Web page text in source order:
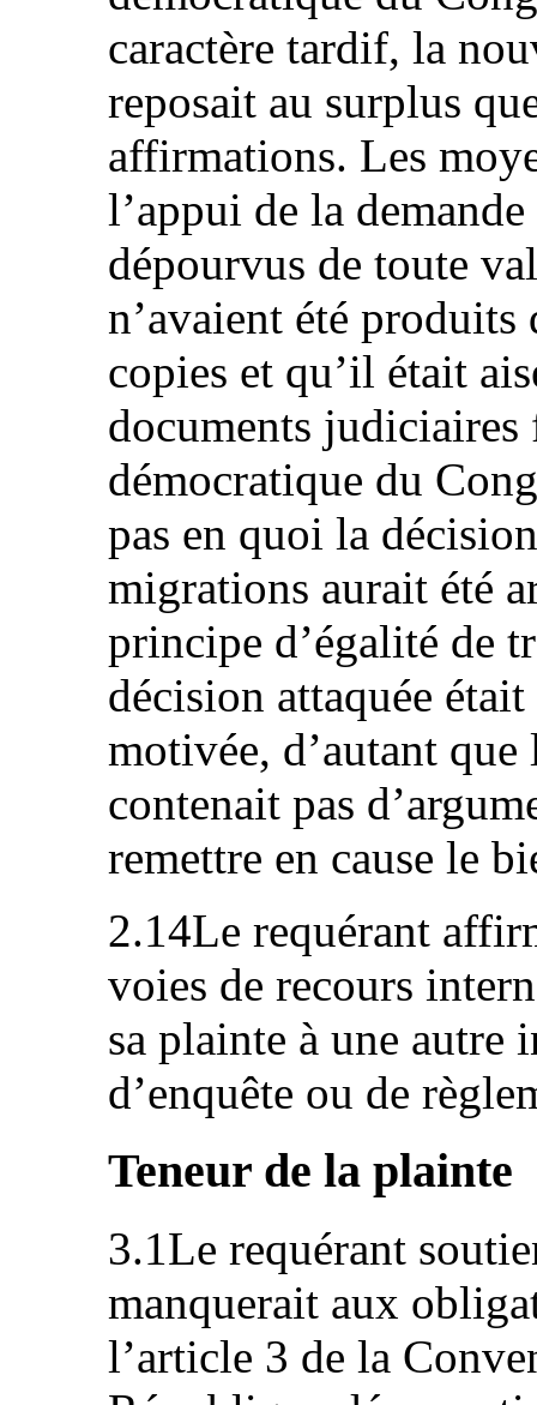
caractère tardif, la
reposait au surplus
affirmations. Les
l’appui de la
dépourvus de toute
n’avaient été produits
copies et qu’il était
documents
démocratique du
pas en quoi la
migrations aurait été
principe d’égalité de
décision attaquée
motivée, d’autant
contenait pas
remettre en cause le
2.14Le requérant
voies de recours
sa plainte à une autre
d’enquête ou de
Teneur de la plainte
3.1Le requérant
manquerait aux
l’article 3 de la